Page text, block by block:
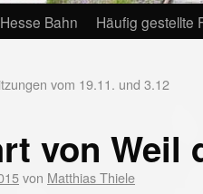
Bahn Häufig gestellte
vom 19.11. und 3.12
von Weil
von Matthias Thiele